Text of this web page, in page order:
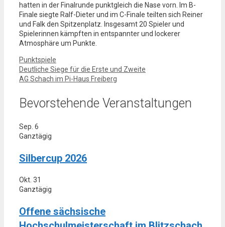
hatten in der Finalrunde punktgleich die Nase vorn. Im B-
Finale siegte Ralf-Dieter und im C-Finale teilten sich Reiner
und Falk den Spitzenplatz. Insgesamt 20 Spieler und
Spielerinnen kämpften in entspannter und lockerer
Atmosphäre um Punkte.
Kategorien
Punktspiele
Deutliche Siege für die Erste und Zweite
AG Schach im Pi-Haus Freiberg
Bevorstehende Veranstaltungen
Sep. 6
Ganztägig
Silbercup 2026
Okt. 31
Ganztägig
Offene sächsische